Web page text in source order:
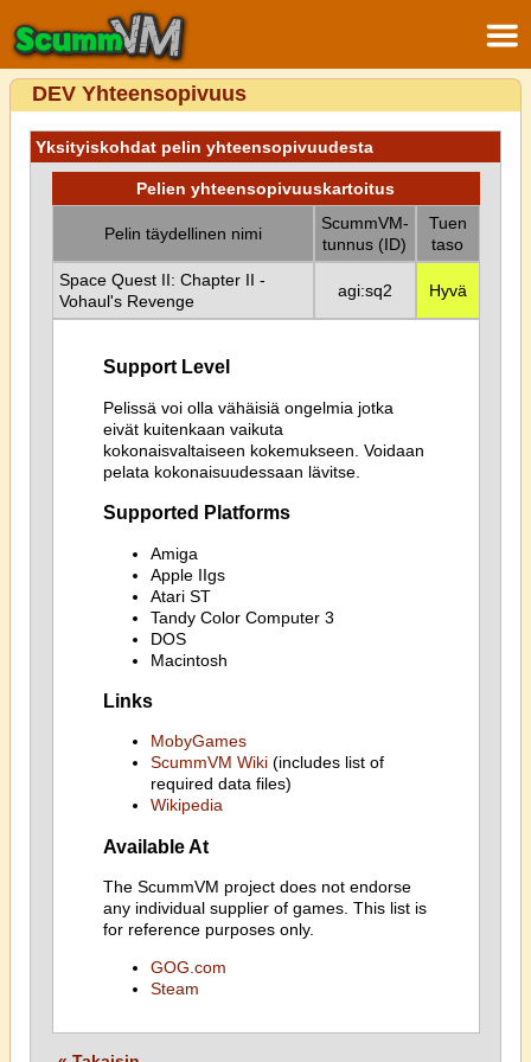
DEV Yhteensopivuus
Yksityiskohdat pelin yhteensopivuudesta
Pelien yhteensopivuuskartoitus
Pelin täydellinen nimi
ScummVM-
tunnus (ID)
Tuen
taso
Space Quest II: Chapter II -
Vohaul's Revenge
agi:sq2 Hyvä
Support Level
Pelissä voi olla vähäisiä ongelmia jotka
eivät kuitenkaan vaikuta
kokonaisvaltaiseen kokemukseen. Voidaan
pelata kokonaisuudessaan lävitse.
Supported Platforms
Amiga
Apple IIgs
Atari ST
Tandy Color Computer 3
DOS
Macintosh
Links
MobyGames
ScummVM Wiki(includes list of
required data files)
Wikipedia
Available At
The ScummVM project does not endorse
any individual supplier of games. This list is
for reference purposes only.
GOG.com
Steam